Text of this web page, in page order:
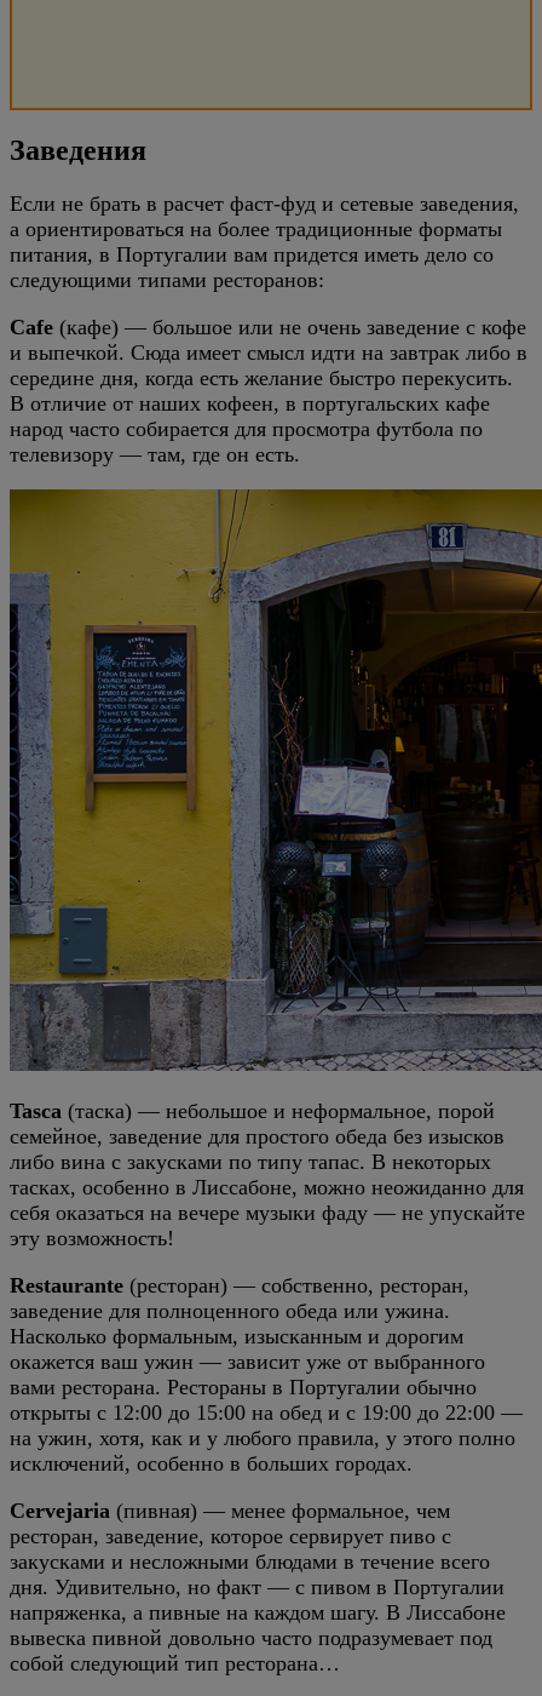
Заведения
Если не брать в расчет фаст-фуд и сетевые заведения,
а ориентироваться на более традиционные форматы
питания, в Португалии вам придется иметь дело со
следующими типами ресторанов:
Cafe (кафе) — большое или не очень заведение с кофе
и выпечкой. Сюда имеет смысл идти на завтрак либо в
середине дня, когда есть желание быстро перекусить.
В отличие от наших кофеен, в португальских кафе
народ часто собирается для просмотра футбола по
телевизору — там, где он есть.
Tasca (таска) — небольшое и неформальное, порой
семейное, заведение для простого обеда без изысков
либо вина с закусками по типу тапас. В некоторых
тасках, особенно в Лиссабоне, можно неожиданно для
себя оказаться на вечере музыки фаду — не упускайте
эту возможность!
Restaurante (ресторан) — собственно, ресторан,
заведение для полноценного обеда или ужина.
Насколько формальным, изысканным и дорогим
окажется ваш ужин — зависит уже от выбранного
вами ресторана. Рестораны в Португалии обычно
открыты с 12:00 до 15:00 на обед и с 19:00 до 22:00 —
на ужин, хотя, как и у любого правила, у этого полно
исключений, особенно в больших городах.
Cervejaria (пивная) — менее формальное, чем
ресторан, заведение, которое сервирует пиво с
закусками и несложными блюдами в течение всего
дня. Удивительно, но факт — с пивом в Португалии
напряженка, а пивные на каждом шагу. В Лиссабоне
вывеска пивной довольно часто подразумевает под
собой следующий тип ресторана…